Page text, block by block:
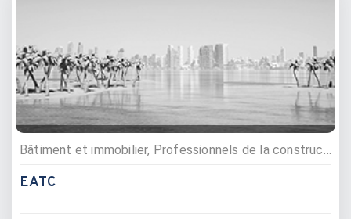
Bâtiment et immobilier, Professionnels de la construction
EATC